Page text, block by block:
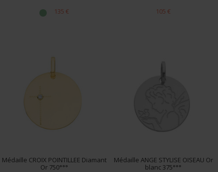
135 € 105 €
Médaille CROIX POINTILLEE Diamant
Or 750°°°
Médaille ANGE STYLISE OISEAU Or
blanc 375°°°